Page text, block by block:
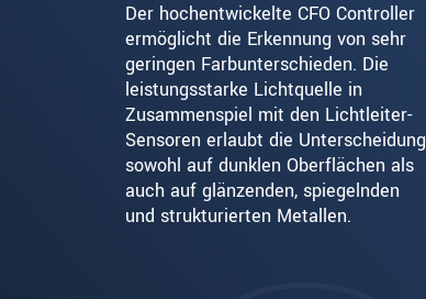
Der hochentwickelte CFO Controller
ermöglicht die Erkennung von sehr
geringen Farbunterschieden. Die
leistungsstarke Lichtquelle in
Zusammenspiel mit den Lichtleiter-
Sensoren erlaubt die Unterscheidung
sowohl auf dunklen Oberflächen als
auch auf glänzenden, spiegelnden
und strukturierten Metallen.